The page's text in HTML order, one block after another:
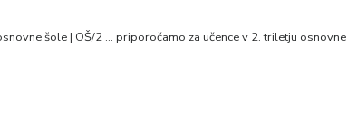
šole | OŠ/2 … priporočamo za učence v 2. triletju